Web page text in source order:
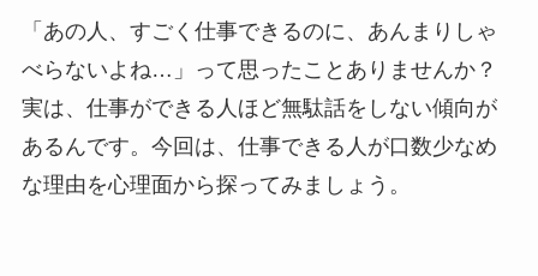
「あの人、すごく仕事できるのに、あんまりしゃ
べらないよね…」って思ったことありませんか？
実は、仕事ができる人ほど無駄話をしない傾向が
あるんです。今回は、仕事できる人が口数少なめ
な理由を心理面から探ってみましょう。